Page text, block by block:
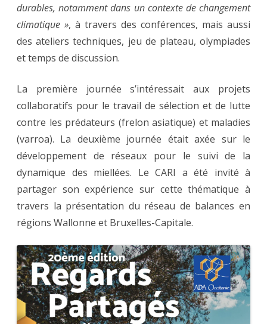
durables, notamment dans un contexte de changement
climatique », à travers des conférences, mais aussi
des ateliers techniques, jeu de plateau, olympiades
et temps de discussion.
La première journée s’intéressait aux projets
collaboratifs pour le travail de sélection et de lutte
contre les prédateurs (frelon asiatique) et maladies
(varroa). La deuxième journée était axée sur le
développement de réseaux pour le suivi de la
dynamique des miellées. Le CARI a été invité à
partager son expérience sur cette thématique à
travers la présentation du réseau de balances en
régions Wallonne et Bruxelles-Capitale.